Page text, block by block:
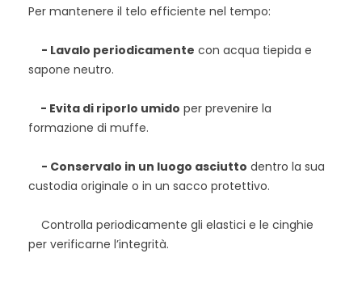
Per mantenere il telo efficiente nel tempo:
- Lavalo periodicamente con acqua tiepida e
sapone neutro.
- Evita di riporlo umido per prevenire la
formazione di muffe.
- Conservalo in un luogo asciutto dentro la sua
custodia originale o in un sacco protettivo.
Controlla periodicamente gli elastici e le cinghie
per verificarne l’integrità.